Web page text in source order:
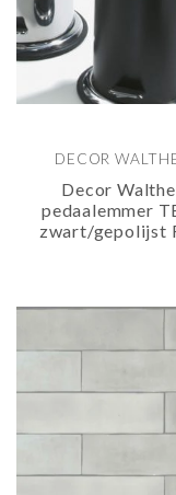
DECOR
Decor
pedaalemmer
zwart/gepolijst